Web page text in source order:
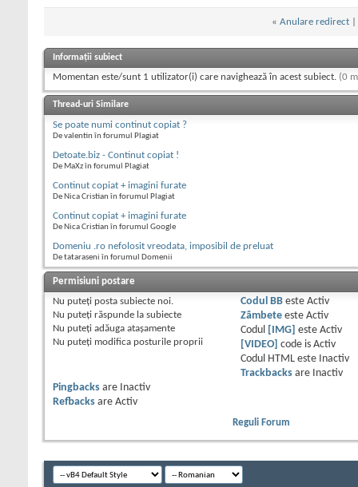
« Anulare redirect
Informații subiect
Momentan este/sunt 1 utilizator(i) care navighează în acest subiect. (0
Thread-uri Similare
Se poate numi continut copiat ?
De valentin în forumul Plagiat
Detoate.biz - Continut copiat !
De MaXz în forumul Plagiat
Continut copiat + imagini furate
De Nica Cristian în forumul Plagiat
Continut copiat + imagini furate
De Nica Cristian în forumul Google
Domeniu .ro nefolosit vreodata, imposibil de preluat
De tataraseni în forumul Domenii
Permisiuni postare
Nu puteţi posta subiecte noi.
Nu puteţi răspunde la subiecte
Nu puteţi adăuga ataşamente
Nu puteţi modifica posturile proprii
Codul BBeste Activ
Zâmbeteeste Activ
Codul
[IMG] este Activ
[VIDEO]
code is Activ
Codul HTML este
Inactiv
Trackbacksare
Inactiv
Pingbacks are
Inactiv
Refbacks are Activ
Reguli Forum